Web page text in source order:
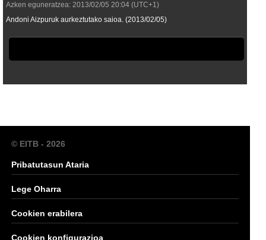
Azken eguneratzea: 2013/02/05 20:04 (UTC+1)
Andoni Aizpuruk aurkeztutako saioa. (2013/02/05)
© EITB - 2026
Pribatutasun Ataria
Lege Oharra
Cookien erabilera
Cookien konfigurazioa